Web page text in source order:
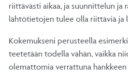
riittävästi aikaa, ja suunnittelun ja
lähtötietojen tulee olla riittäviä ja
Kokemukseni perusteella
teetetään todella vähän, vaikka
olemattomia verrattuna